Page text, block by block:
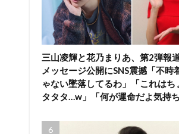
三山凌輝と花乃まりあ、第2弾報
メッセージ公開にSNS震撼「不時
ゃない墜落してるわ」「これはち
タタタ…w」「何が運命だよ気持ち